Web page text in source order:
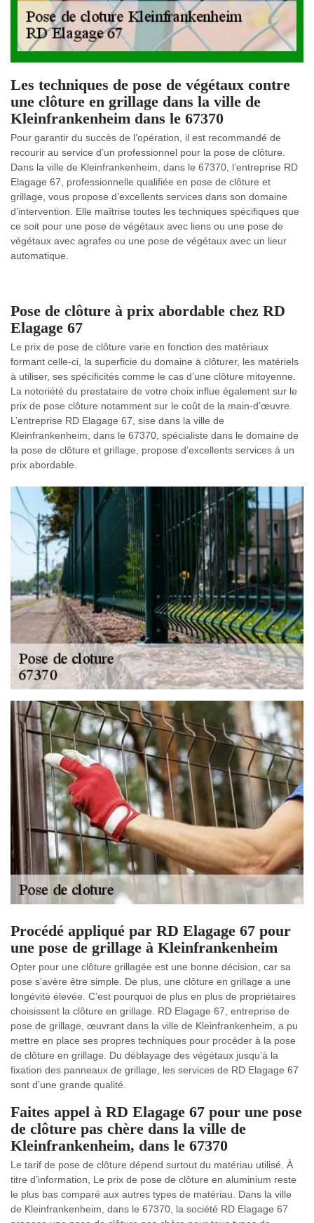
Les techniques de pose de végétaux contre
une clôture en grillage dans la ville de
Kleinfrankenheim dans le 67370
Pour garantir du succès de l’opération, il est recommandé de
recourir au service d’un professionnel pour la pose de clôture.
Dans la ville de Kleinfrankenheim, dans le 67370, l’entreprise RD
Elagage 67, professionnelle qualifiée en pose de clôture et
grillage, vous propose d’excellents services dans son domaine
d’intervention. Elle maîtrise toutes les techniques spécifiques que
ce soit pour une pose de végétaux avec liens ou une pose de
végétaux avec agrafes ou une pose de végétaux avec un lieur
automatique.
Pose de clôture à prix abordable chez RD
Elagage 67
Le prix de pose de clôture varie en fonction des matériaux
formant celle-ci, la superficie du domaine à clôturer, les matériels
à utiliser, ses spécificités comme le cas d’une clôture mitoyenne.
La notoriété du prestataire de votre choix influe également sur le
prix de pose clôture notamment sur le coût de la main-d’œuvre.
L’entreprise RD Elagage 67, sise dans la ville de
Kleinfrankenheim, dans le 67370, spécialiste dans le domaine de
la pose de clôture et grillage, propose d’excellents services à un
prix abordable.
Procédé appliqué par RD Elagage 67 pour
une pose de grillage à Kleinfrankenheim
Opter pour une clôture grillagée est une bonne décision, car sa
pose s’avère être simple. De plus, une clôture en grillage a une
longévité élevée. C’est pourquoi de plus en plus de propriétaires
choisissent la clôture en grillage. RD Elagage 67, entreprise de
pose de grillage, œuvrant dans la ville de Kleinfrankenheim, a pu
mettre en place ses propres techniques pour procéder à la pose
de clôture en grillage. Du déblayage des végétaux jusqu’à la
fixation des panneaux de grillage, les services de RD Elagage 67
sont d’une grande qualité.
Faites appel à RD Elagage 67 pour une pose
de clôture pas chère dans la ville de
Kleinfrankenheim, dans le 67370
Le tarif de pose de clôture dépend surtout du matériau utilisé. À
titre d’information, Le prix de pose de clôture en aluminium reste
le plus bas comparé aux autres types de matériau. Dans la ville
de Kleinfrankenheim, dans le 67370, la société RD Elagage 67